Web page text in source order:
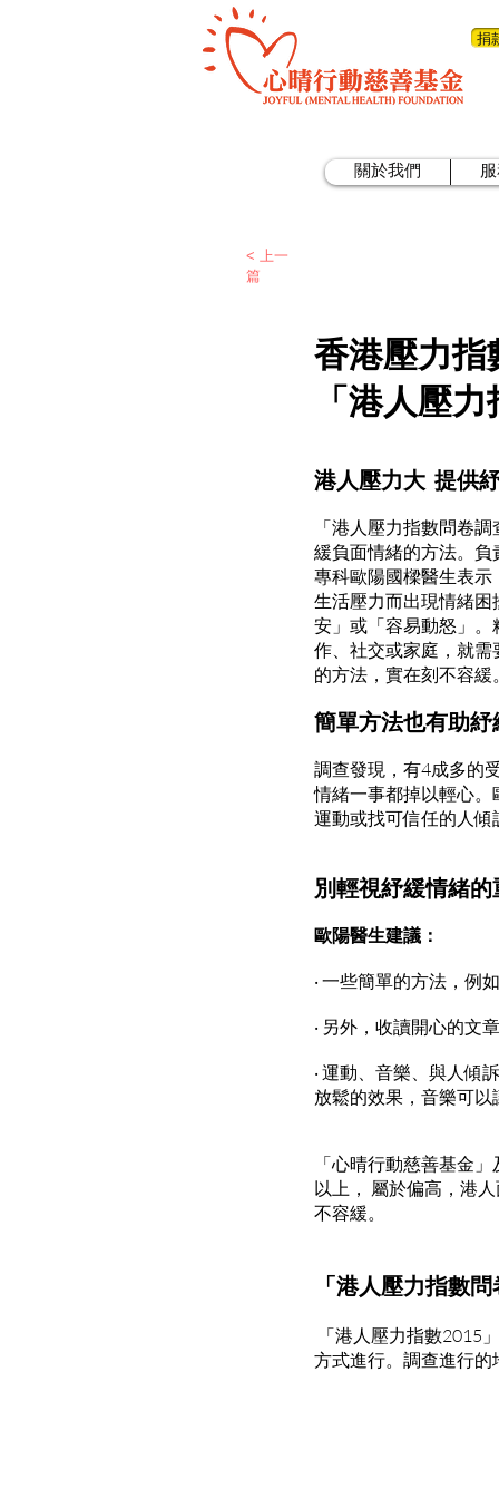
捐
關於我們
< 上一
篇
香港壓力指
「港人壓
港人壓力大 提供
「港人壓力指數問卷
緩負面情緒的方法。
專科歐陽國樑醫生表
生活壓力而出現情緒
安」或「容易動怒」
作、社交或家庭，就
的方法，實在刻不容緩。
簡單方法也有助紓
調查發現，有4成多的
情緒一事都掉以輕心
運動或找可信任的人傾
別輕視紓緩情緒的
歐陽醫生建議：
‧ 一些簡單的方法，例
‧ 另外，收讀開心的文
‧ 運動、音樂、與人傾
放鬆的效果，音樂可以
「心晴行動慈善基金
以上， 屬於偏高，港
不容緩。
「港人壓力指數
「港人壓力指數2015
方式進行。調查進行的